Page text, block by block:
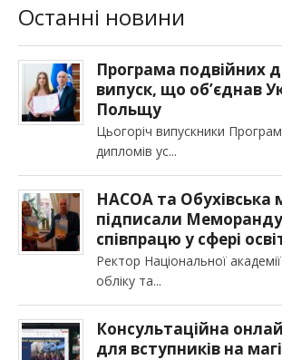
Останні новини
Програма подвійних
випуск, що об’єднав
Польщу
Цьогоріч випускники
дипломів ус
НАСОА та Обухівська
підписали
співпрацю у сфері
Ректор Національної
обліку та
Консультаційна
для вступників на